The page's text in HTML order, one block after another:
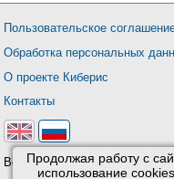
Продолжая работу с
использование
Пользовательское
Обработка персональных
О проекте Киберис
Контакты
Версия: 4.9